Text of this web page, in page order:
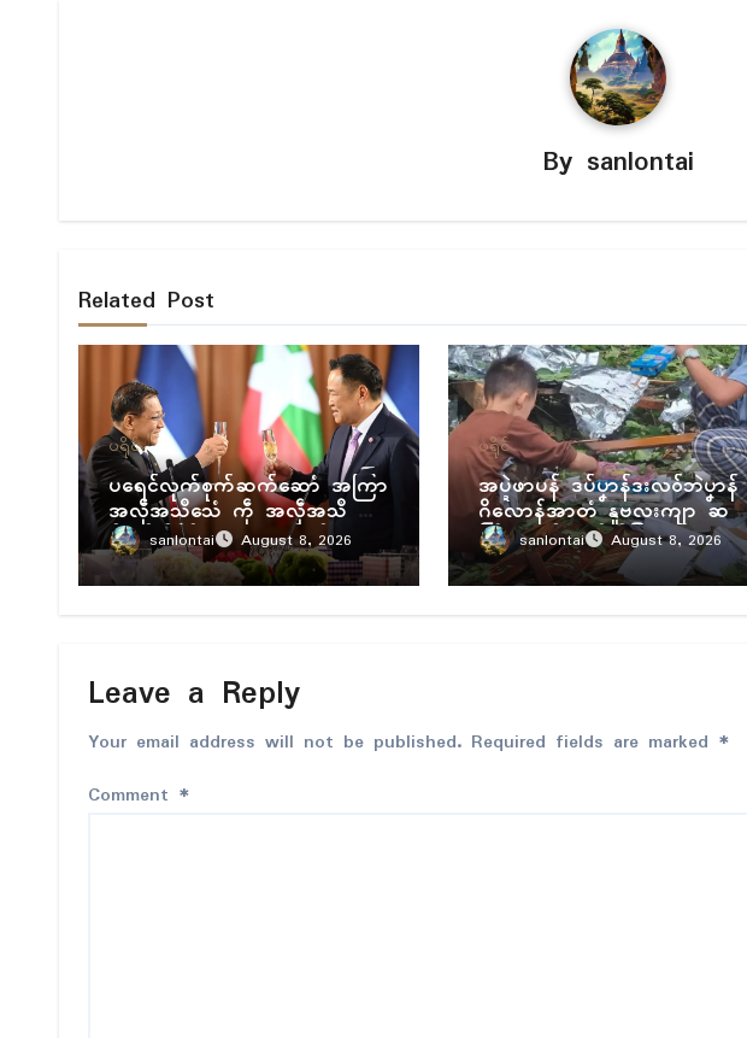
By sanlontai
Related Post
ပရိုၚ်
ပရေၚ်လုက်စုက်ဆက်ဆောံ အကြာ
အလဵုအသဳသေံ ကဵု အလဵုအသဳ မေ
န်အံၚ်လှိုၚ်ဂှ် လတူပရေၚ်ပၠန်ဂတး
ပရေၚ်ဇီုကပိုက် နွံကၠုၚ်မာန်ဟာ
sanlontai August 8, 2026
ပရိုၚ်
အပ္ဍဲဖာပန် ဒပ်ပၞာန်ဒးလဝ်ဘဲပၞာန်
ဂိလောန်အာတံ နူဗလးကျာ ဆ
ကြဳဖျေံဗုမ် ဇၞော်ကဵုဇြဟတ်
sanlontai August 8, 2026
Leave a Reply
Your email address will not be published. Required fields are marked *
Comment *